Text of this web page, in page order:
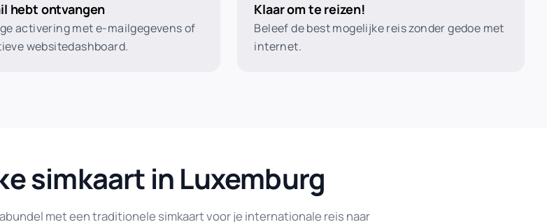
hebt ontvangen
activering met e-mailgegevens of
websitedashboard.
Klaar om te reizen!
Beleef de best mogelijke reis zonder gedoe met
internet.
simkaart in Luxemburg
met een traditionele simkaart voor je internationale reis naar